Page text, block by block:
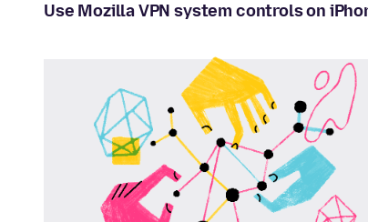
Use Mozilla VPN system controls on